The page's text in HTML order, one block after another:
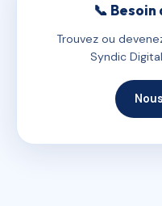
📞 Besoin
Trouvez ou
Syndic